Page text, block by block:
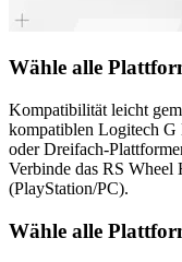
Wähle alle
Kompatibilität leicht
kompatiblen Logitech
oder Dreifach-
Verbinde das RS
(PlayStation/PC).
Wähle alle